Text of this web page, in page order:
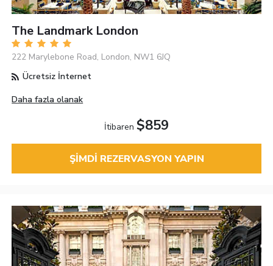
The Landmark London
222 Marylebone Road, London, NW1 6JQ
Ücretsiz İnternet
Daha fazla olanak
İtibaren $859
ŞIMDI REZERVASYON YAPIN